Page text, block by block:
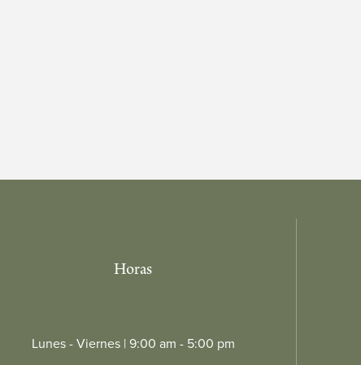
Horas
Lunes - Viernes | 9:00 am - 5:00 pm